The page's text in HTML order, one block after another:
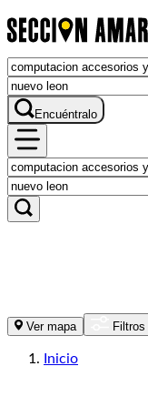
Encuéntralo
Ver mapa Filtros
Inicio